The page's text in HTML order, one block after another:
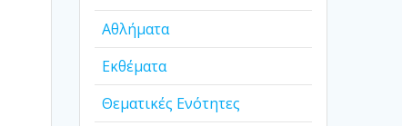
Αθλήματα
Εκθέματα
Θεματικές Ενότητες